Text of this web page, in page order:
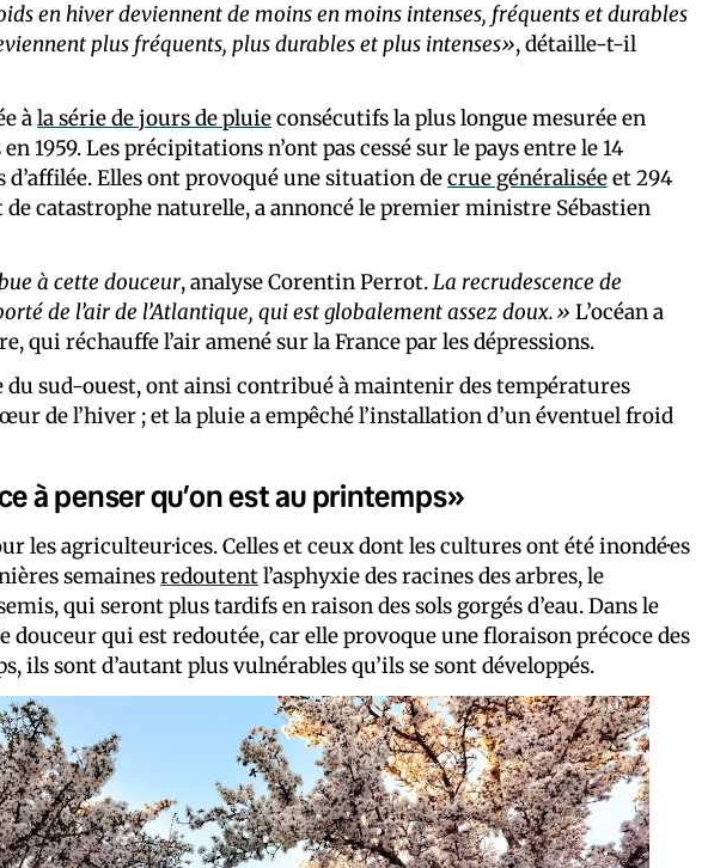
en hiver deviennent de moins en moins intenses, fréquents et durables
plus fréquents, plus durables et plus intenses», détaille-t-il
àla série de jours de pluieconsécutifs la plus longue mesurée en
1959. Les précipitations n’ont pas cessé sur le pays entre le 14
Elles ont provoqué une situation decrue généraliséeet 294
de catastrophe naturelle, a annoncé le premier ministre Sébastien
à cette douceur, analyse Corentin Perrot.La recrudescence de
de l’air de l’Atlantique, qui est globalement assez doux.» L’océan a
qui réchauffe l’air amené sur la France par les dépressions.
du sud-ouest, ont ainsi contribué à maintenir des températures
de l’hiver ; et la pluie a empêché l’installation d’un éventuel froid
à penser qu’on est au printemps»
les agriculteur·ices. Celles et ceux dont les cultures ont été inondé·es
semainesredoutentl’asphyxie des racines des arbres, le
qui seront plus tardifs en raison des sols gorgés d’eau. Dans le
douceur qui est redoutée, car elle provoque une floraison précoce des
ils sont d’autant plus vulnérables qu’ils se sont développés.